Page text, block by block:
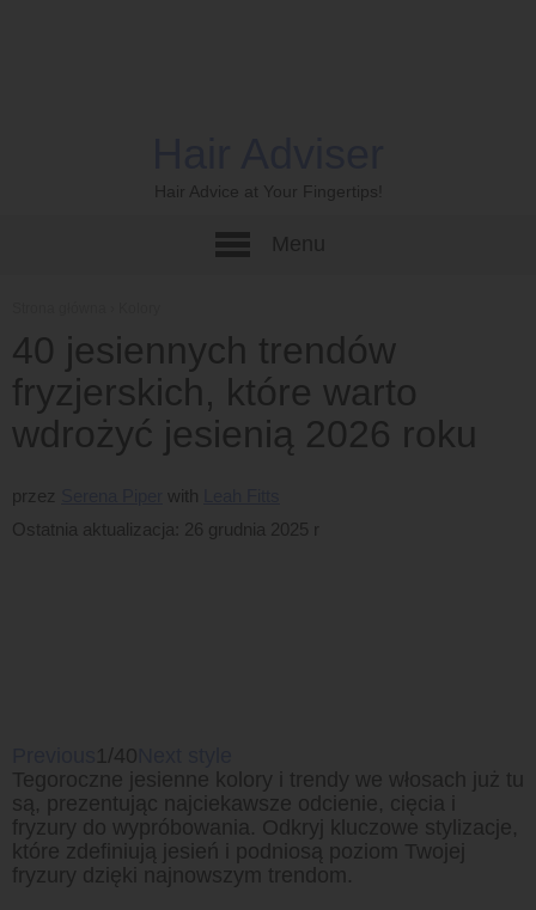
Hair Advice at Your Fingertips!
40 jesiennych trendów
fryzjerskich, które warto
wdrożyć jesienią 2026 roku
przez
Ostatnia aktualizacja: 26 grudnia 2025 r
1/40
Tegoroczne jesienne kolory i trendy we włosach już tu
są, prezentując najciekawsze odcienie, cięcia i
fryzury do wypróbowania. Odkryj kluczowe stylizacje,
które zdefiniują jesień i podniosą poziom Twojej
fryzury dzięki najnowszym trendom.